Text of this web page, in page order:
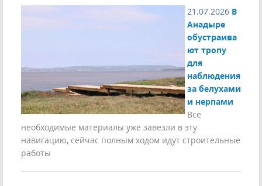
21.07.2026 В
Анадыре
обустраива
ют тропу
для
наблюдения
за белухами
и нерпами
Все
необходимые материалы уже завезли в эту
навигацию, сейчас полным ходом идут строительные
работы